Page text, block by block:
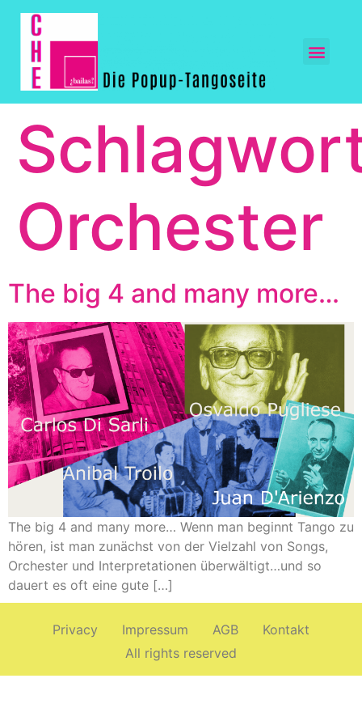
Orchester
The big 4 and many more…
The big 4 and many more… Wenn man beginnt Tango zu
hören, ist man zunächst von der Vielzahl von Songs,
Orchester und Interpretationen überwältigt…und so
dauert es oft eine gute […]
Privacy Impressum AGB
Kontakt
All rights reserved